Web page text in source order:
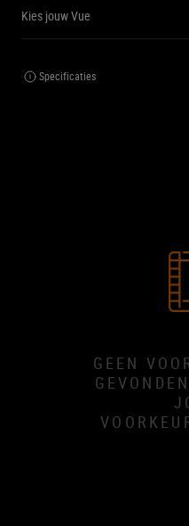
Kies jouw Vue
Specificaties
GEEN